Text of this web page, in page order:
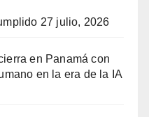
27 julio, 2026
en Panamá con
en la era de la IA